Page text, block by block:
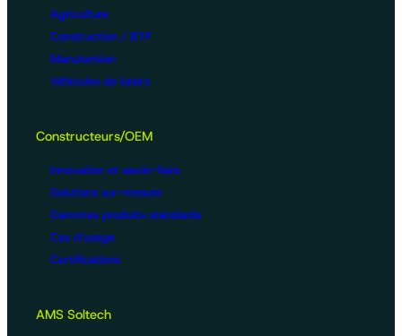
Agriculture
Construction / BTP
Manutention
Véhicules de loisirs
Constructeurs/OEM
Innovation et savoir-faire
Solutions sur-mesure
Gammes produits standards
Cas d’usage
Certifications
AMS Soltech